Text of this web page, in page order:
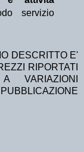
servizio
DESCRITTO E'
RIPORTATI
VARIAZIONI